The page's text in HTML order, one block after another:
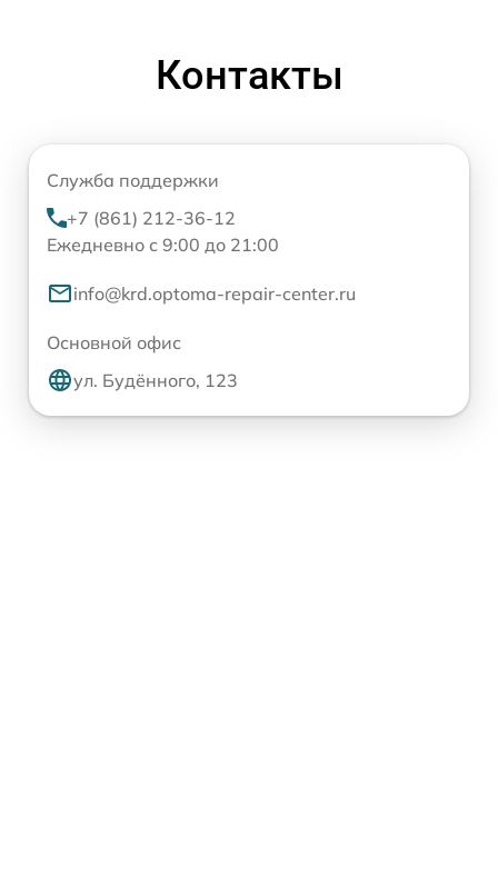
Контакты
Служба поддержки
+7 (861) 212-36-12
Ежедневно с 9:00 до 21:00
info@krd.optoma-repair-center.ru
Основной офис
ул. Будённого, 123